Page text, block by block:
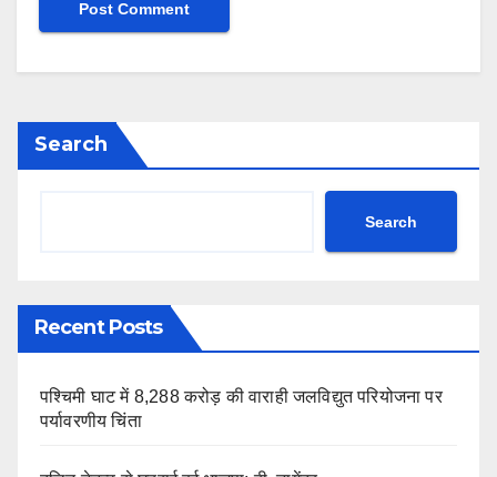
Search
Search
Recent Posts
पश्चिमी घाट में 8,288 करोड़ की वाराही जलविद्युत परियोजना पर
पर्यावरणीय चिंता